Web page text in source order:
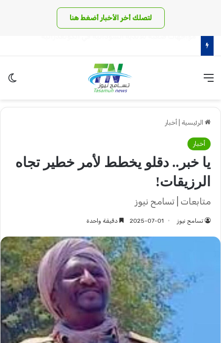
لتصلك أخر الأخبار أضغط هنا
القائمة
الرئيسية أخبار
أخبار
يا خبر.. دقلو يخطط لأمر خطير تجاه
الرزيقات!
متابعات | تسامح نيوز
تسامح نيوز 2025-07-01 دقيقة واحدة